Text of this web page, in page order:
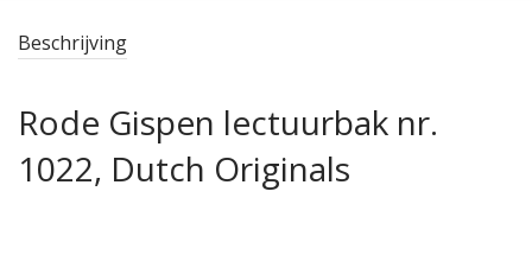
Beschrijving
Rode Gispen lectuurbak nr.
1022, Dutch Originals